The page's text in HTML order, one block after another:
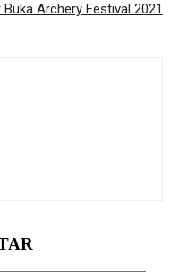
Archery Festival 2021